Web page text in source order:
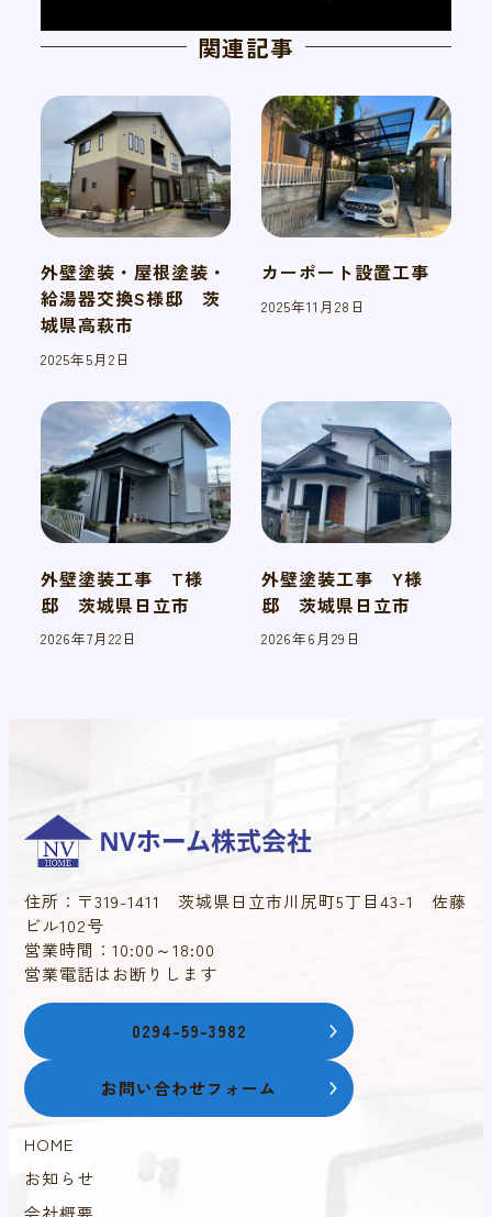
関連記事
外壁塗装・屋根塗装・
給湯器交換S様邸 茨
城県高萩市
投稿日
2025年5月2日
カーポート設置工事
投稿日
2025年11月28日
外壁塗装工事 T様
邸 茨城県日立市
投稿日
2026年7月22日
外壁塗装工事 Y様
邸 茨城県日立市
投稿日
2026年6月29日
住所：〒319-1411 茨城県日立市川尻町5丁目43-1 佐藤
ビル102号
営業時間：10:00～18:00
営業電話はお断りします
0294-59-3982
お問い合わせフォーム
HOME
お知らせ